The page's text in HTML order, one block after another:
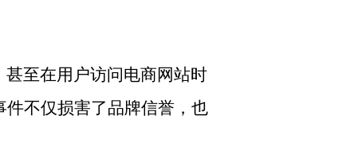
至在用户访问电商网站时
不仅损害了品牌信誉，也